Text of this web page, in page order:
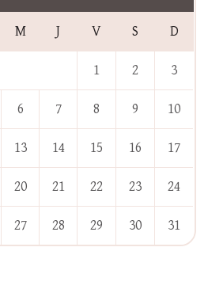
M J V S D
1 2 3
6 7 8 9 10
13 14 15 16 17
20 21 22 23 24
27 28 29 30
31